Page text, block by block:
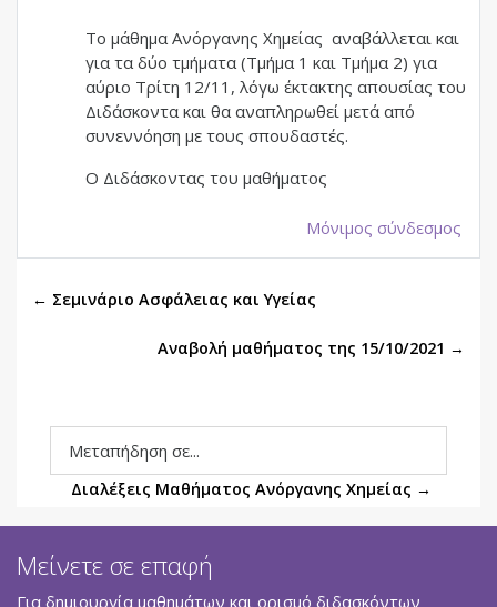
Το μάθημα Ανόργανης Χημείας αναβάλλεται και
για τα δύο τμήματα (Τμήμα 1 και Τμήμα 2) για
αύριο Τρίτη 12/11, λόγω έκτακτης απουσίας του
Διδάσκοντα και θα αναπληρωθεί μετά από
συνεννόηση με τους σπουδαστές.
Ο Διδάσκοντας του μαθήματος
Μόνιμος σύνδεσμος
← Σεμινάριο Ασφάλειας και Υγείας
Αναβολή μαθήματος της 15/10/2021 →
Μεταπήδηση σε...
Διαλέξεις Μαθήματος Ανόργανης Χημείας →
Μείνετε σε επαφή
Για δημιουργία μαθημάτων και ορισμό διδασκόντων